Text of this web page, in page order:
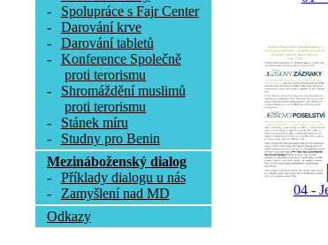
-
Spolupráce s Fajr Center
-
Darování krve
-
Darování tabletů
-
Konference Společně
proti terorismu
-
Shromáždění muslimů
proti terorismu
-
Stánek míru
-
Studny pro Benin
Mezináboženský dialog
-
Příklady dialogu u nás
-
Zamyšlení nad MD
Odkazy
04 -